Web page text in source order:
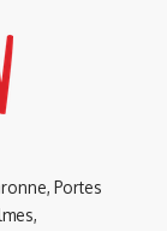
Portes